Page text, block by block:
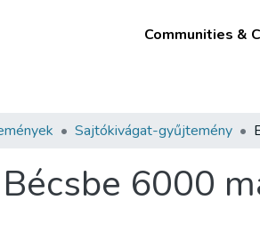
Communities &
Sajtókivágat-gyűjtemény
6000